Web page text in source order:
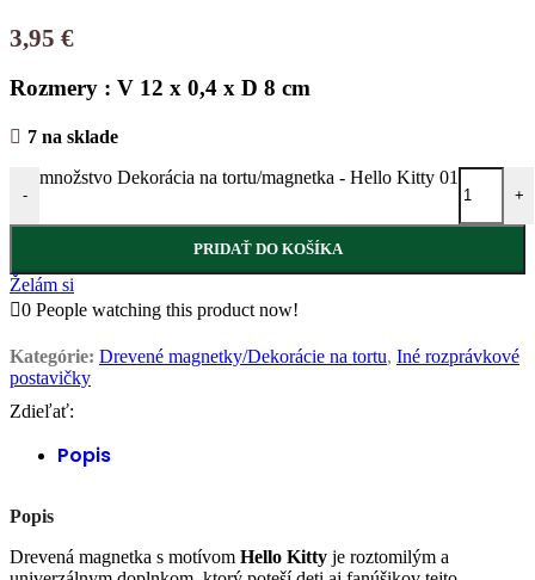
3,95 €
Rozmery : V 12 x 0,4 x D 8 cm
7 na sklade
-
množstvo Dekorácia na tortu/magnetka - Hello Kitty 01
+
PRIDAŤ DO KOŠÍKA
Želám si
0 People watching this product now!
Kategórie: Drevené magnetky/Dekorácie na tortu, Iné rozprávkové
postavičky
Zdieľať:
Popis
Popis
Drevená magnetka s motívom Hello Kitty je roztomilým a